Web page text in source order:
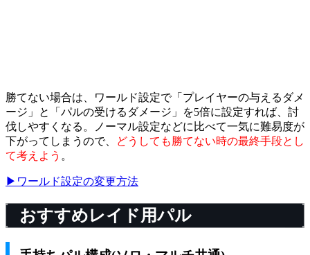
勝てない場合は、ワールド設定で「プレイヤーの与えるダメ
ージ」と「パルの受けるダメージ」を5倍に設定すれば、討
伐しやすくなる。ノーマル設定などに比べて一気に難易度が
下がってしまうので、
どうしても勝てない時の最終手段とし
て考えよう 。
▶ワールド設定の変更方法
おすすめレイド用パル